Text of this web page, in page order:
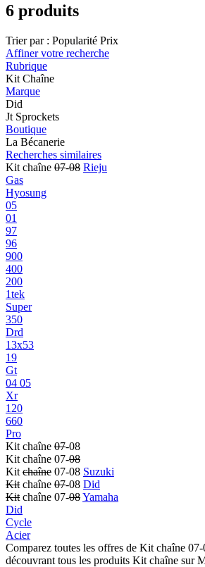
6 produits
Trier par : Popularité Prix
Affiner votre recherche
Rubrique
Kit Chaîne
Marque
Did
Jt Sprockets
Boutique
La Bécanerie
Recherches similaires
Kit chaîne 07-08 Rieju
Gas
Hyosung
05
01
97
96
900
400
200
1tek
Super
350
Drd
13x53
19
Gt
04 05
Xr
120
660
Pro
Kit chaîne 07-08
Kit chaîne 07-08
Kit chaîne 07-08 Suzuki
Kit chaîne 07-08 Did
Kit chaîne 07-08Yamaha
Did
Cycle
Acier
Comparez toutes les offres de Kit chaîne 07-
découvrant tous les produits Kit chaîne sur